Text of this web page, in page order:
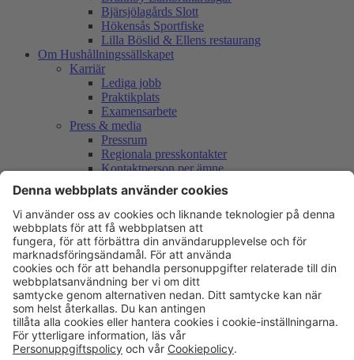
Bjärsjölagårds Slott
Hökensås Sportfiske
Lilla Böslid & Ellens restaurang
Om Hushållningssällskapet
Karriär
Lediga jobb
Praktikplats
Examensarbete
Press & media
Pressrum
Regionala presskontakter
Kontaktperson per ämne
Vår logotyp
International partner information
Mässor & mötesplatser
Remissyttranden
Remissyttranden 2026
Remissyttranden 2025
Remissyttranden 2024
Remissyttranden 2023
Remissyttranden 2022
Remissyttranden 2021
Remissyttranden 2020
Remissyttranden 2019
Remissyttranden 2018